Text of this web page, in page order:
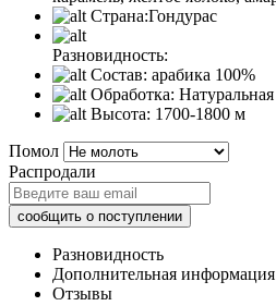
Страна:Гондурас
Разновидность:
Состав: арабика 100%
Обработка: Натуральная
Высота: 1700-1800 м
Помол
Распродали
Разновидность
Дополнительная информация
Отзывы